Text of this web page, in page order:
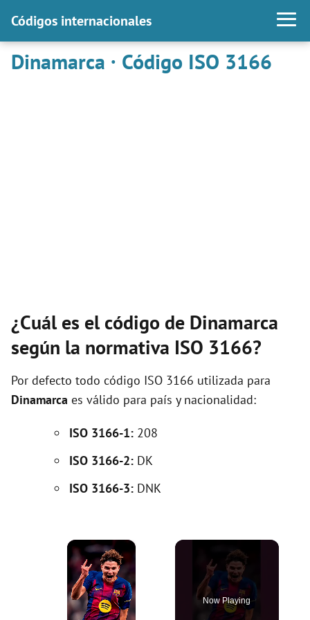
Códigos internacionales
Dinamarca · Código ISO 3166
¿Cuál es el código de Dinamarca
según la normativa ISO 3166?
Por defecto todo código ISO 3166 utilizada para
Dinamarca es válido para país y nacionalidad:
ISO 3166-1: 208
ISO 3166-2: DK
ISO 3166-3: DNK
×
Now Playing